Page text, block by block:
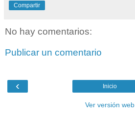
Compartir
No hay comentarios:
Publicar un comentario
‹ Inicio
Ver versión web